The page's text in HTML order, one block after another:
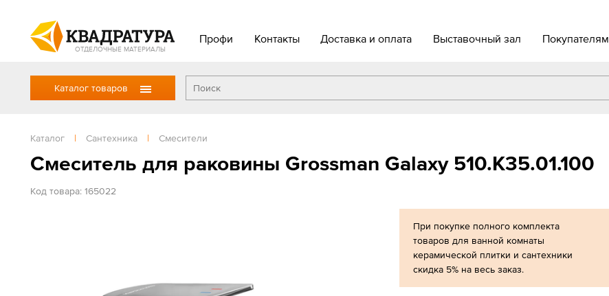
ОТДЕЛОЧНЫЕ МАТЕРИАЛЫ
Профи Контакты Доставка и оплата Выставочный зал Покупателям
Каталог товаров
Каталог | Сантехника | Смесители
Смеситель для раковины Grossman Galaxy 510.K35.01.100
Код товара: 165022
При покупке полного комплекта
товаров для ванной комнаты
керамической плитки и сантехники
скидка 5% на весь заказ.